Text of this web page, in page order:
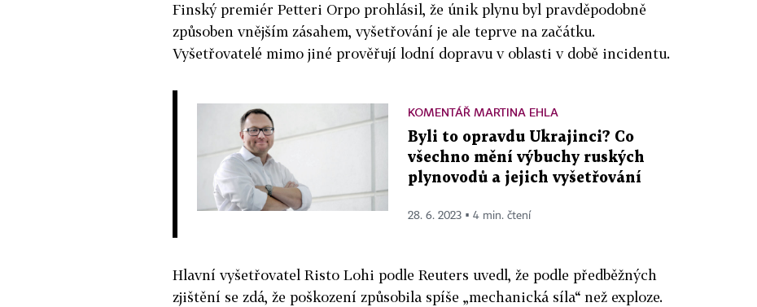
Finský premiér Petteri Orpo prohlásil, že únik plynu byl pravděpodobně
způsoben vnějším zásahem, vyšetřování je ale teprve na začátku.
Vyšetřovatelé mimo jiné prověřují lodní dopravu v oblasti v době incidentu.
KOMENTÁŘ MARTINA EHLA
Byli to opravdu Ukrajinci? Co
všechno mění výbuchy ruských
plynovodů a jejich vyšetřování
28. 6. 2023 ▪ 4 min. čtení
Hlavní vyšetřovatel Risto Lohi podle Reuters uvedl, že podle předběžných
zjištění se zdá, že poškození způsobila spíše „mechanická síla“ než exploze.